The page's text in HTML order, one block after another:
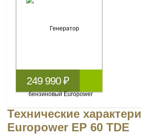
249 990 ₽
Технические
Europower EP 60 TDE